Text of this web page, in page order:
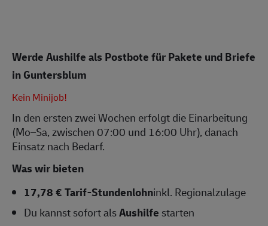
Werde Aushilfe als Postbote für Pakete und Briefe
in Guntersblum
Kein Minijob!
In den ersten zwei Wochen erfolgt die Einarbeitung
(Mo–Sa, zwischen 07:00 und 16:00 Uhr), danach
Einsatz nach Bedarf.
Was wir bieten
17,78 € Tarif-Stundenlohninkl. Regionalzulage
Du kannst sofort alsAushilfe starten